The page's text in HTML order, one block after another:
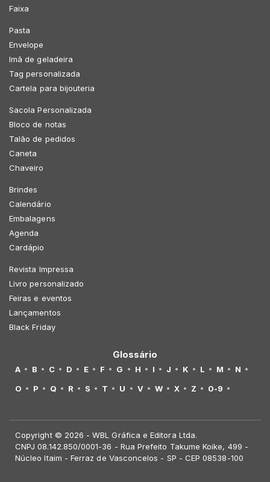
Faixa
Pasta
Envelope
Imã de geladeira
Tag personalizada
Cartela para bijouteria
Sacola Personalizada
Bloco de notas
Talão de pedidos
Caneta
Chaveiro
Brindes
Calendário
Embalagens
Agenda
Cardápio
Revista Impressa
Livro personalizado
Feiras e eventos
Lançamentos
Black Friday
Glossário
A B C D E F G H I J K L M
N
O
P Q R S T U V W X Z 0-9
Copyright © 2026 - WBL Gráfica e Editora Ltda.
CNPJ 08.142.850/0001-36 - Rua Prefeito Takume Koike, 499 -
Núcleo Itaim - Ferraz de Vasconcelos - SP - CEP 08538-100